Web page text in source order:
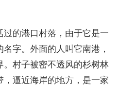
过的港口村落，由于它是一
字。外面的人叫它南港，
。村子被密不透风的杉树林
逼近海岸的地方，是一家